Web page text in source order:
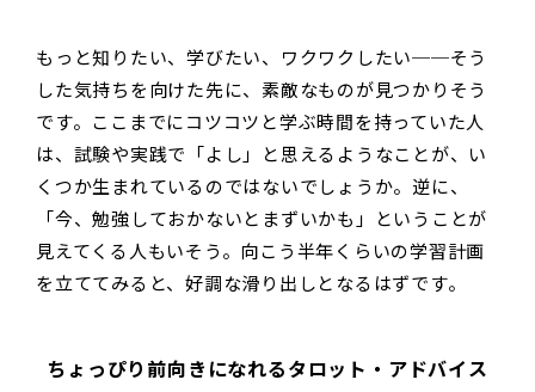
もっと知りたい、学びたい、ワクワクしたい──そう
した気持ちを向けた先に、素敵なものが見つかりそう
です。ここまでにコツコツと学ぶ時間を持っていた人
は、試験や実践で「よし」と思えるようなことが、い
くつか生まれているのではないでしょうか。逆に、
「今、勉強しておかないとまずいかも」ということが
見えてくる人もいそう。向こう半年くらいの学習計画
を立ててみると、好調な滑り出しとなるはずです。
ちょっぴり前向きになれるタロット・アドバイス